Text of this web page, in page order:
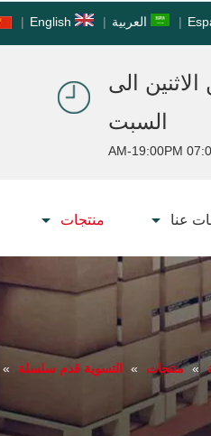
| العربية |
English
|
الى
السبت
07:00 AM-
عنا منتجات
» منتجات » التسوية قدم سلسلة »